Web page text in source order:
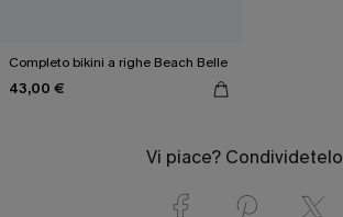
Completo bikini a righe Beach Belle
43,00 €
Vi piace?